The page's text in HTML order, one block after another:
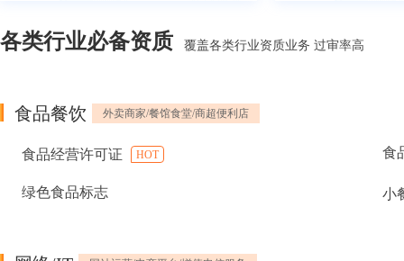
各类行业必备资质 覆盖各类行业资质业务 过审率高
食品餐饮 外卖商家/餐馆食堂/商超便利店
食品经营许可证 HOT 食
绿色食品标志 小